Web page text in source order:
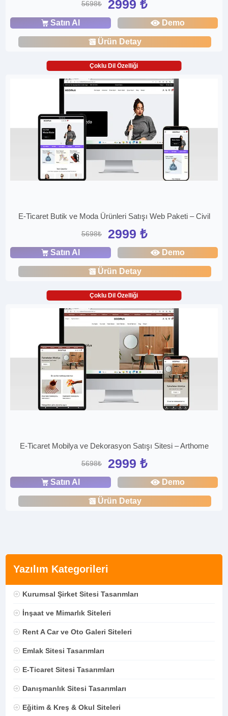
Yazılım Kategorileri
Kurumsal Şirket Sitesi Tasarımları
İnşaat ve Mimarlık Siteleri
Rent A Car ve Oto Galeri Siteleri
Emlak Sitesi Tasarımları
E-Ticaret Sitesi Tasarımları
Danışmanlık Sitesi Tasarımları
Eğitim & Kreş & Okul Siteleri
5698₺ 2999 ₺
Satın Al Demo
Ürün Detay
Çoklu Dil Özelliği
E-Ticaret Butik ve Moda Ürünleri Satışı Web Paketi – Civil
5698₺ 2999 ₺
Satın Al Demo
Ürün Detay
Çoklu Dil Özelliği
E-Ticaret Mobilya ve Dekorasyon Satışı Sitesi – Arthome
5698₺ 2999 ₺
Satın Al Demo
Ürün Detay